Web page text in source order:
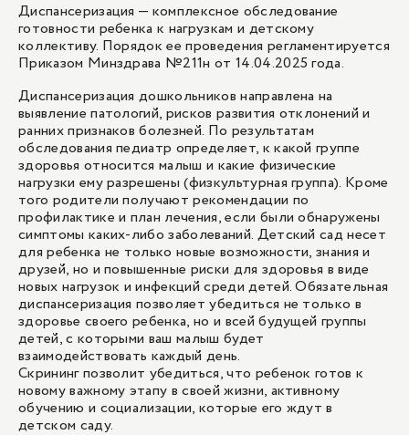
6 000 ₽
5 000 ₽
Диспансеризация — комплексное обследование
готовности ребенка к нагрузкам и детскому
коллективу. Порядок ее проведения регламентируется
Приказом Минздрава №211н от 14.04.2025 года.
Диспансеризация дошкольников направлена на
выявление патологий, рисков развития отклонений и
ранних признаков болезней. По результатам
обследования педиатр определяет, к какой группе
здоровья относится малыш и какие физические
нагрузки ему разрешены (физкультурная группа). Кроме
того родители получают рекомендации по
профилактике и план лечения, если были обнаружены
симптомы каких-либо заболеваний. Детский сад несет
для ребенка не только новые возможности, знания и
друзей, но и повышенные риски для здоровья в виде
новых нагрузок и инфекций среди детей. Обязательная
диспансеризация позволяет убедиться не только в
здоровье своего ребенка, но и всей будущей группы
детей, с которыми ваш малыш будет
взаимодействовать каждый день.
Скрининг позволит убедиться, что ребенок готов к
новому важному этапу в своей жизни, активному
обучению и социализации, которые его ждут в
детском саду.